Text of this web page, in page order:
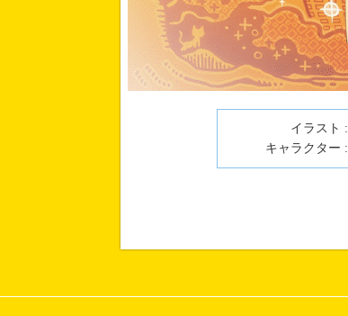
イラスト :
キャラクター :